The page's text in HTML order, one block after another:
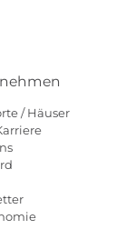
/ Häuser